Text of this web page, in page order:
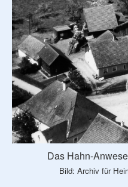
Das Hahn-
Bild: Archiv für